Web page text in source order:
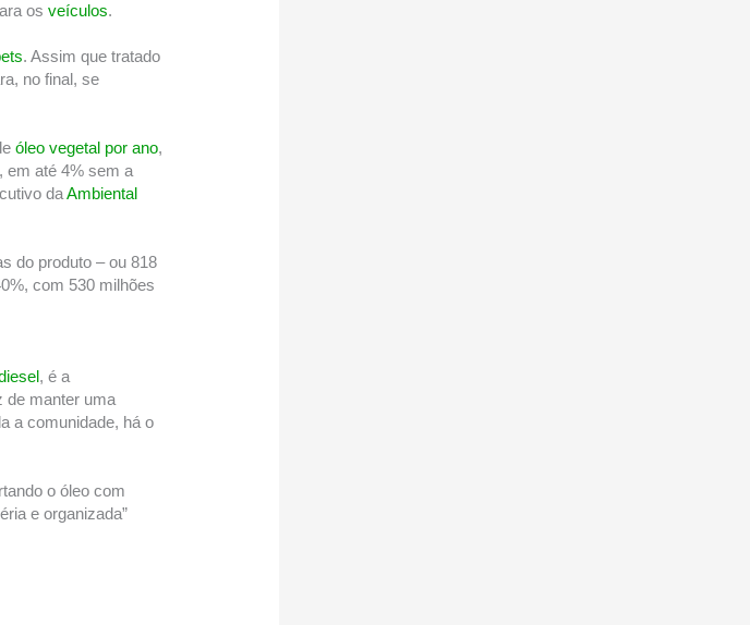
osveículos.
. Assim que tratado
no final, se
óleo vegetal por ano,
em até 4% sem a
daAmbiental
do produto – ou 818
com 530 milhões
, é a
de manter uma
a comunidade, há o
o óleo com
e organizada”